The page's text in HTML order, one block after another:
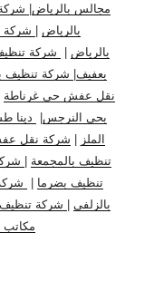
مجالس بالرياض|
بالرياض | شركة
بالرياض | شركة
بعفيف| شركة تنظيف
نقل عفش حي غرناطة
بحي النرجس| دينا
الملز | شركة نقل
تنظيف بالمجمعة |
تنظيف بضرما |
بالزلفي | شركة تنظيف
مكاتب